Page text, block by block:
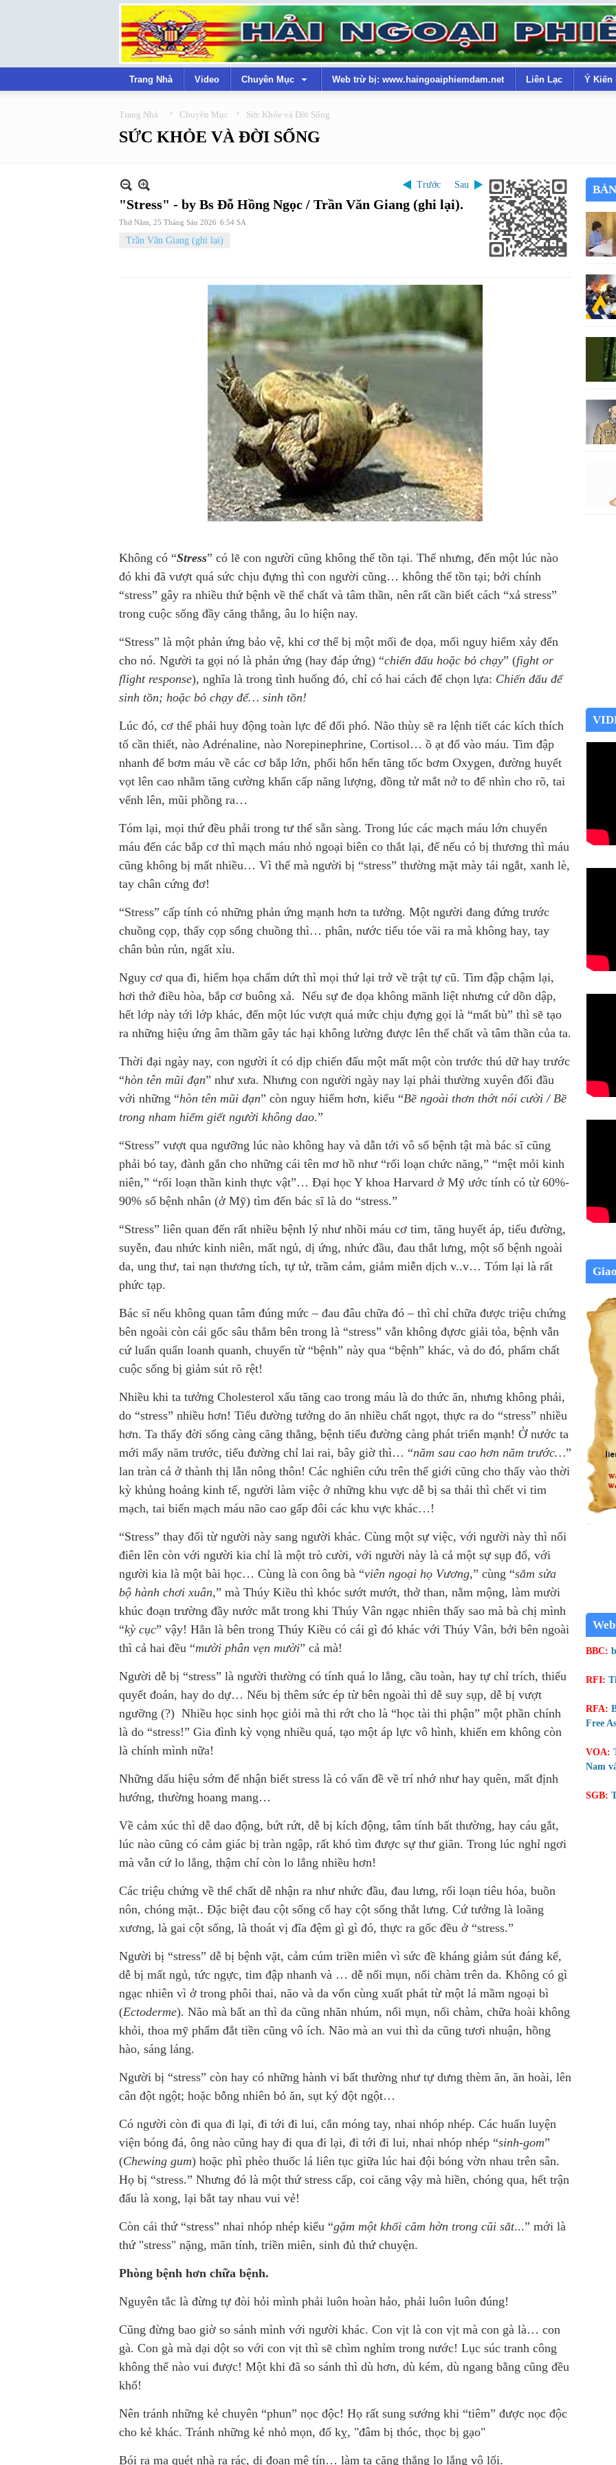
Trang Nhà Video Chuyên Mục Web trừ bị: www.haingoaiphiemdam.net Liên Lạc Ý Kiến
Trang Nhà › Chuyên Mục › Sức Khỏe và Đời Sống
SỨC KHỎE VÀ ĐỜI SỐNG
Trước Sau
"Stress" - by Bs Đỗ Hồng Ngọc / Trần Văn Giang (ghi lại).
Thứ Năm, 25 Tháng Sáu 2026 6:54 SA
Trần Văn Giang (ghi lại)
Không có “Stress” có lẽ con người cũng không thể tồn tại. Thế nhưng, đến một lúc nào
đó khi đã vượt quá sức chịu đựng thì con người cũng… không thể tồn tại; bởi chính
“stress” gây ra nhiều thứ bệnh về thể chất và tâm thần, nên rất cần biết cách “xả stress”
trong cuộc sống đầy căng thẳng, âu lo hiện nay.
“Stress” là một phản ứng bảo vệ, khi cơ thể bị một mối đe dọa, mối nguy hiểm xảy đến
cho nó. Người ta gọi nó là phản ứng (hay đáp ứng) “chiến đấu hoặc bỏ chạy” (fight or
flight response), nghĩa là trong tình huống đó, chỉ có hai cách để chọn lựa: Chiến đấu để
sinh tồn; hoặc bỏ chạy để… sinh tồn!
Lúc đó, cơ thể phải huy động toàn lực để đối phó. Não thùy sẽ ra lệnh tiết các kích thích
tố cần thiết, nào Adrénaline, nào Norepinephrine, Cortisol… ồ ạt đổ vào máu. Tim đập
nhanh để bơm máu về các cơ bắp lớn, phổi hổn hển tăng tốc bơm Oxygen, đường huyết
vọt lên cao nhằm tăng cường khẩn cấp năng lượng, đồng tử mắt nở to để nhìn cho rõ, tai
vểnh lên, mũi phồng ra…
Tóm lại, mọi thứ đều phải trong tư thế sẵn sàng. Trong lúc các mạch máu lớn chuyển
máu đến các bắp cơ thì mạch máu nhỏ ngoại biên co thắt lại, để nếu có bị thương thì máu
cũng không bị mất nhiều… Vì thế mà người bị “stress” thường mặt mày tái ngắt, xanh lè,
tay chân cứng đơ!
“Stress” cấp tính có những phản ứng mạnh hơn ta tưởng. Một người đang đứng trước
chuồng cọp, thấy cọp sổng chuồng thì… phân, nước tiểu tóe vãi ra mà không hay, tay
chân bủn rủn, ngất xỉu.
Nguy cơ qua đi, hiểm họa chấm dứt thì mọi thứ lại trở về trật tự cũ. Tim đập chậm lại,
hơi thở điều hòa, bắp cơ buông xả. Nếu sự đe dọa không mãnh liệt nhưng cứ dồn dập,
hết lớp này tới lớp khác, đến một lúc vượt quá mức chịu đựng gọi là “mất bù” thì sẽ tạo
ra những hiệu ứng âm thầm gây tác hại không lường được lên thể chất và tâm thần của ta.
Thời đại ngày nay, con người ít có dịp chiến đấu một mất một còn trước thú dữ hay trước
“hòn tên mũi đạn” như xưa. Nhưng con người ngày nay lại phải thường xuyên đối đầu
với những “hòn tên mũi đạn” còn nguy hiểm hơn, kiểu “Bề ngoài thơn thớt nói cười / Bề
trong nham hiểm giết người không dao.”
“Stress” vượt qua ngưỡng lúc nào không hay và dẫn tới vô số bệnh tật mà bác sĩ cũng
phải bó tay, đành gắn cho những cái tên mơ hồ như “rối loạn chức năng,” “mệt mỏi kinh
niên,” “rối loạn thần kinh thực vật”… Đại học Y khoa Harvard ở Mỹ ước tính có từ 60%-
90% số bệnh nhân (ở Mỹ) tìm đến bác sĩ là do “stress.”
“Stress” liên quan đến rất nhiều bệnh lý như nhồi máu cơ tim, tăng huyết áp, tiểu đường,
suyễn, đau nhức kinh niên, mất ngủ, dị ứng, nhức đầu, đau thắt lưng, một số bệnh ngoài
da, ung thư, tai nạn thương tích, tự tử, trầm cảm, giảm miễn dịch v..v… Tóm lại là rất
phức tạp.
Bác sĩ nếu không quan tâm đúng mức – đau đâu chữa đó – thì chỉ chữa được triệu chứng
bên ngoài còn cái gốc sâu thẳm bên trong là “stress” vẫn không đựơc giải tỏa, bệnh vẫn
cứ luẩn quẩn loanh quanh, chuyển từ “bệnh” này qua “bệnh” khác, và do đó, phẩm chất
cuộc sống bị giảm sút rõ rệt!
Nhiều khi ta tưởng Cholesterol xấu tăng cao trong máu là do thức ăn, nhưng không phải,
do “stress” nhiều hơn! Tiểu đường tưởng do ăn nhiều chất ngọt, thực ra do “stress” nhiều
hơn. Ta thấy đời sống càng căng thẳng, bệnh tiểu đường càng phát triển mạnh! Ở nước ta
mới mấy năm trước, tiểu đường chỉ lai rai, bây giờ thì… “năm sau cao hơn năm trước…”
lan tràn cả ở thành thị lẫn nông thôn! Các nghiên cứu trên thế giới cũng cho thấy vào thời
kỳ khủng hoảng kinh tế, người làm việc ở những khu vực dễ bị sa thải thì chết vi tim
mạch, tai biến mạch máu não cao gấp đôi các khu vực khác…!
“Stress” thay đổi từ người này sang người khác. Cùng một sự việc, với người này thì nổi
điên lên còn với người kia chỉ là một trò cười, với người này là cả một sự sụp đổ, với
người kia là một bài học… Cùng là con ông bà “viên ngoại họ Vương,” cùng “sắm sửa
bộ hành chơi xuân,” mà Thúy Kiều thì khóc sướt mướt, thở than, nằm mộng, làm mười
khúc đoạn trường đầy nước mắt trong khi Thúy Vân ngạc nhiên thấy sao mà bà chị mình
“kỳ cục” vậy! Hẳn là bên trong Thúy Kiều có cái gì đó khác với Thúy Vân, bởi bên ngoài
thì cả hai đều “mười phân vẹn mười” cả mà!
Người dễ bị “stress” là người thường có tính quá lo lắng, cầu toàn, hay tự chỉ trích, thiếu
quyết đoán, hay do dự… Nếu bị thêm sức ép từ bên ngoài thì dễ suy sụp, dễ bị vượt
ngưỡng (?) Nhiều học sinh học giỏi mà thi rớt cho là “học tài thi phận” một phần chính
là do “stress!” Gia đình kỳ vọng nhiều quá, tạo một áp lực vô hình, khiến em không còn
là chính mình nữa!
Những dấu hiệu sớm để nhận biết stress là có vấn đề về trí nhớ như hay quên, mất định
hướng, thường hoang mang…
Về cảm xúc thì dễ dao động, bứt rứt, dễ bị kích động, tâm tính bất thường, hay cáu gắt,
lúc nào cũng có cảm giác bị tràn ngập, rất khó tìm được sự thư giãn. Trong lúc nghỉ ngơi
mà vẫn cứ lo lắng, thậm chí còn lo lắng nhiều hơn!
Các triệu chứng về thể chất dễ nhận ra như nhức đầu, đau lưng, rối loạn tiêu hóa, buồn
nôn, chóng mặt.. Đặc biệt đau cột sống cổ hay cột sống thắt lưng. Cứ tưởng là loãng
xương, là gai cột sống, là thoát vị đĩa đệm gì gì đó, thực ra gốc đều ở “stress.”
Người bị “stress” dễ bị bệnh vặt, cảm cúm triền miên vì sức đề kháng giảm sút đáng kể,
dễ bị mất ngủ, tức ngực, tim đập nhanh và … dễ nổi mụn, nổi chàm trên da. Không có gì
ngạc nhiên vì ở trong phôi thai, não và da vốn cùng xuất phát từ một lá mầm ngoại bì
(Ectoderme). Não mà bất an thì da cũng nhăn nhúm, nổi mụn, nổi chàm, chữa hoài không
khỏi, thoa mỹ phẩm đắt tiền cũng vô ích. Não mà an vui thì da cũng tươi nhuận, hồng
hào, sáng láng.
Người bị “stress” còn hay có những hành vi bất thường như tự dưng thèm ăn, ăn hoài, lên
cân đột ngột; hoặc bỗng nhiên bỏ ăn, sụt ký đột ngột…
Có người còn đi qua đi lại, đi tới đi lui, cắn móng tay, nhai nhóp nhép. Các huấn luyện
viện bóng đá, ông nào cũng hay đi qua đi lại, đi tới đi lui, nhai nhóp nhép “sinh-gom”
(Chewing gum) hoặc phì phèo thuốc lá liên tục giữa lúc hai đội bóng vờn nhau trên sân.
Họ bị “stress.” Nhưng đó là một thứ stress cấp, coi căng vậy mà hiền, chóng qua, hết trận
đấu là xong, lại bắt tay nhau vui vẻ!
Còn cái thứ “stress” nhai nhóp nhép kiểu “gặm một khối căm hờn trong cũi sắt...” mới là
thứ "stress" nặng, mãn tính, triền miên, sinh đủ thứ chuyện.
Phòng bệnh hơn chữa bệnh.
Nguyên tắc là đừng tự đòi hỏi mình phải luôn hoàn hảo, phải luôn luôn đúng!
Cũng đừng bao giờ so sánh mình với người khác. Con vịt là con vịt mà con gà là… con
gà. Con gà mà dại dột so với con vịt thì sẽ chìm nghỉm trong nước! Lục súc tranh công
không thể nào vui được! Một khi đã so sánh thì dù hơn, dù kém, dù ngang bằng cũng đều
khổ!
Nên tránh những kẻ chuyên “phun” nọc độc! Họ rất sung sướng khi “tiêm” được nọc độc
cho kẻ khác. Tránh những kẻ nhỏ mọn, đố kỵ, "đâm bị thóc, thọc bị gạo"
Bói ra ma quét nhà ra rác, dị đoan mê tín… làm ta căng thẳng lo lắng vô lối.
BBC:
RFI:
RFA:
Free
VOA:
Nam
SGB: